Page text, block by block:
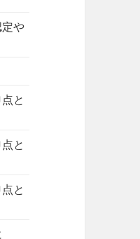
や
と
と
と